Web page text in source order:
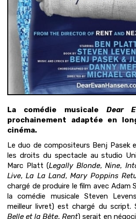
La comédie musicale Dear
prochainement adaptée en
cinéma.
Le duo de compositeurs Benj Pasek
les droits du spectacle au studio
Marc Platt (Legally Blonde, Nine,
Live,La La Land,Mary Poppins
chargé de produire le film avec Adam
la comédie musicale Steven
meilleur livret) est chargé du script.
Belle et la Bête,Rent) serait en